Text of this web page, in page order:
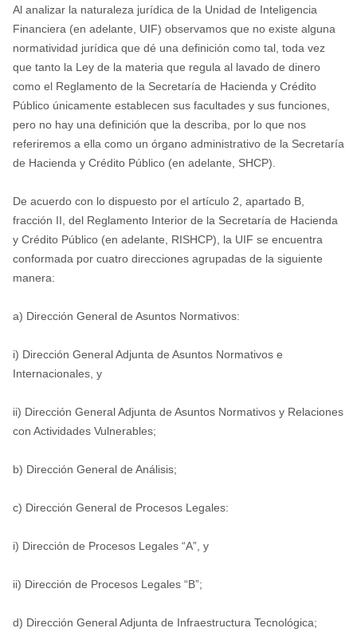
Al analizar la naturaleza jurídica de la Unidad de Inteligencia
Financiera (en adelante, UIF) observamos que no existe alguna
normatividad jurídica que dé una definición como tal, toda vez
que tanto la Ley de la materia que regula al lavado de dinero
como el Reglamento de la Secretaría de Hacienda y Crédito
Público únicamente establecen sus facultades y sus funciones,
pero no hay una definición que la describa, por lo que nos
referiremos a ella como un órgano administrativo de la Secretaría
de Hacienda y Crédito Público (en adelante, SHCP).
De acuerdo con lo dispuesto por el artículo 2, apartado B,
fracción II, del Reglamento Interior de la Secretaría de Hacienda
y Crédito Público (en adelante, RISHCP), la UIF se encuentra
conformada por cuatro direcciones agrupadas de la siguiente
manera:
a) Dirección General de Asuntos Normativos:
i) Dirección General Adjunta de Asuntos Normativos e
Internacionales, y
ii) Dirección General Adjunta de Asuntos Normativos y Relaciones
con Actividades Vulnerables;
b) Dirección General de Análisis;
c) Dirección General de Procesos Legales:
i) Dirección de Procesos Legales “A”, y
ii) Dirección de Procesos Legales “B”;
d) Dirección General Adjunta de Infraestructura Tecnológica;